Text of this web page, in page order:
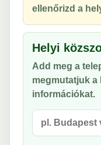
ellenőrizd a
Helyi
Add meg a
megmutatjuk
információkat.